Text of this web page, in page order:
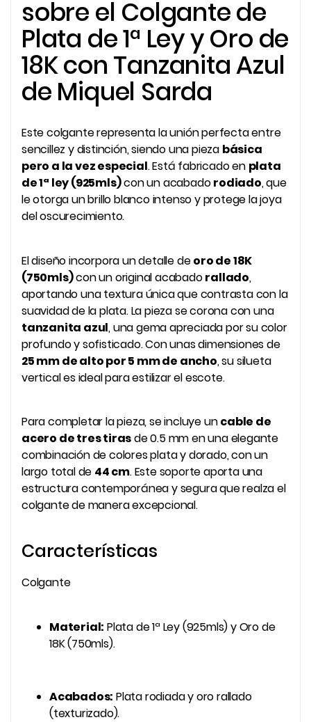
sobre el Colgante de
Plata de 1ª Ley y Oro de
18K con Tanzanita Azul
de Miquel Sarda
Este colgante representa la unión perfecta entre
sencillez y distinción, siendo una pieza básica
pero a la vez especial. Está fabricado en plata
de 1ª ley (925mls)con un acabadorodiado, que
le otorga un brillo blanco intenso y protege la joya
del oscurecimiento.
El diseño incorpora un detalle deoro de 18K
(750mls)con un original acabadorallado,
aportando una textura única que contrasta con la
suavidad de la plata. La pieza se corona con una
tanzanita azul, una gema apreciada por su color
profundo y sofisticado. Con unas dimensiones de
25 mm de alto por 5 mm de ancho, su silueta
vertical es ideal para estilizar el escote.
Para completar la pieza, se incluye uncable de
acero de tres tirasde 0.5 mm en una elegante
combinación de colores plata y dorado, con un
largo total de 44 cm. Este soporte aporta una
estructura contemporánea y segura que realza el
colgante de manera excepcional.
Características
Colgante
Material: Plata de 1ª Ley (925mls) y Oro de
18K (750mls).
Acabados: Plata rodiada y oro rallado
(texturizado).